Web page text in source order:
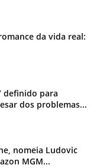
da vida real:
definido para
dos problemas...
nomeia Ludovic
MGM...